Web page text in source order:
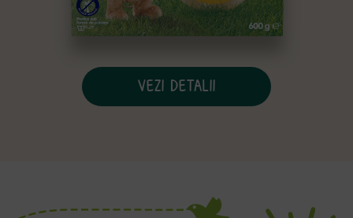
VEZI DETALII